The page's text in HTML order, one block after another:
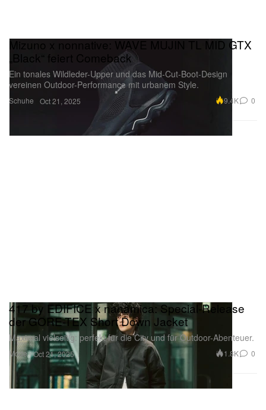
Schuhe
Mizuno x nonnative: WAVE MUJIN TL MID GTX
„Black“ feiert Comeback
Ein tonales Wildleder-Upper und das Mid-Cut-Boot-Design
vereinen Outdoor-Performance mit urbanem Style.
Oct 21, 2025 9.4K 0
Mode
417 by EDIFICE x nanamica: Special-Release
der GORE-TEX Short Down Jacket
Maximal vielseitig: perfekt für die City und für Outdoor-Abenteuer.
Oct 21, 2025 1.8K 0